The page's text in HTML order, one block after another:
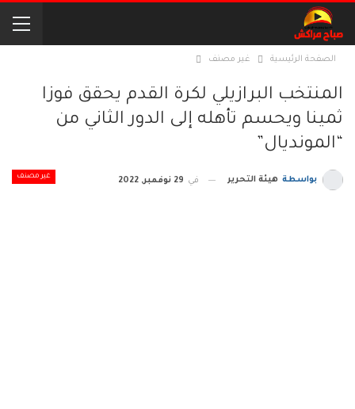
الصفحة الرئيسية غير مصنف
المنتخب البرازيلي لكرة القدم يحقق فوزا
ثمينا ويحسم تأهله إلى الدور الثاني من
“المونديال”
غير مصنف بواسطة هيئة التحرير في 29 نوفمبر, 2022